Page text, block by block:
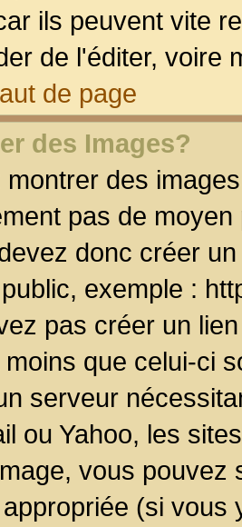
ils peuvent vite
de l'éditer, voire
de page
des Images?
des
pas de
donc créer
exemple :
pas créer un
que celui-ci
serveur
ou Yahoo, les
vous pouvez
(si vous